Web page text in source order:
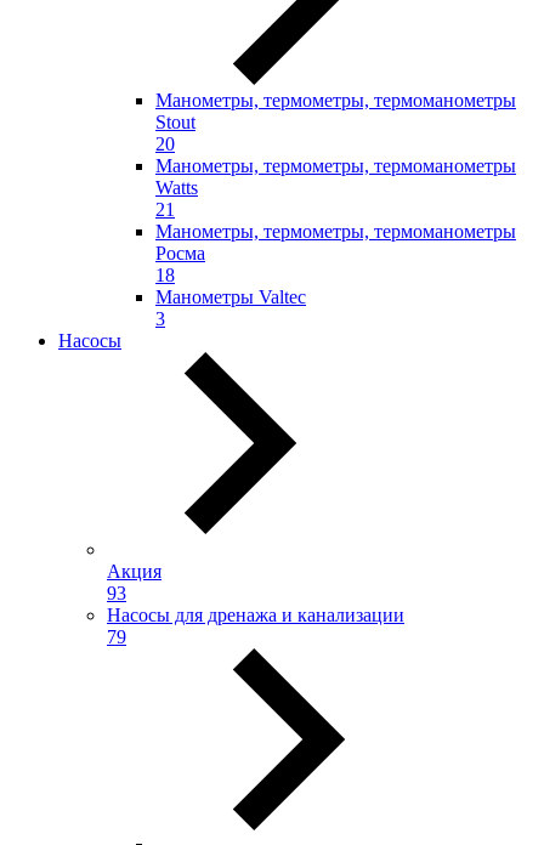
Манометры, термометры, термоманометры
Stout
20
Манометры, термометры, термоманометры
Watts
21
Манометры, термометры, термоманометры
Росма
18
Манометры Valtec
3
Насосы
Акция
93
Насосы для дренажа и канализации
79